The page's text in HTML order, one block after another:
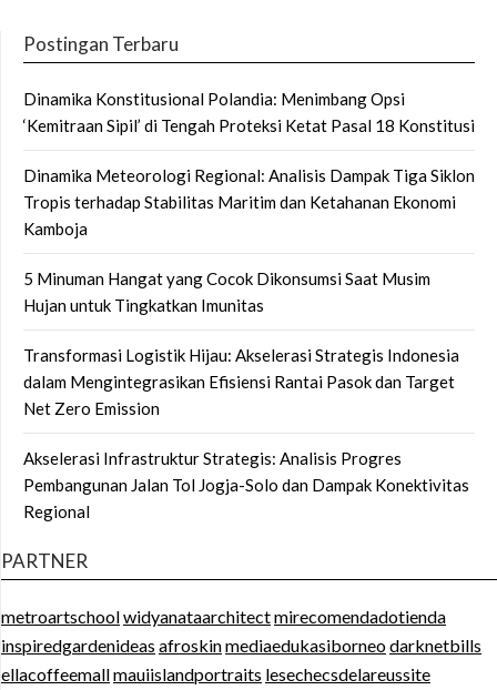
Postingan Terbaru
Dinamika Konstitusional Polandia: Menimbang Opsi
‘Kemitraan Sipil’ di Tengah Proteksi Ketat Pasal 18 Konstitusi
Dinamika Meteorologi Regional: Analisis Dampak Tiga Siklon
Tropis terhadap Stabilitas Maritim dan Ketahanan Ekonomi
Kamboja
5 Minuman Hangat yang Cocok Dikonsumsi Saat Musim
Hujan untuk Tingkatkan Imunitas
Transformasi Logistik Hijau: Akselerasi Strategis Indonesia
dalam Mengintegrasikan Efisiensi Rantai Pasok dan Target
Net Zero Emission
Akselerasi Infrastruktur Strategis: Analisis Progres
Pembangunan Jalan Tol Jogja-Solo dan Dampak Konektivitas
Regional
PARTNER
metroartschoolwidyanataarchitectmirecomendadotienda
inspiredgardenideas afroskinmediaedukasiborneodarknetbills
ellacoffeemallmauiislandportraits lesechecsdelareussite